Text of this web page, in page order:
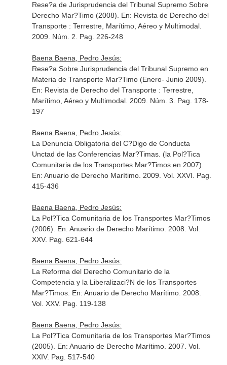
Rese?a de Jurisprudencia del Tribunal Supremo Sobre
Derecho Mar?Timo (2008). En: Revista de Derecho del
Transporte : Terrestre, Marítimo, Aéreo y Multimodal.
2009. Núm. 2. Pag. 226-248
Baena Baena, Pedro Jesús:
Rese?a Sobre Jurisprudencia del Tribunal Supremo en
Materia de Transporte Mar?Timo (Enero- Junio 2009).
En: Revista de Derecho del Transporte : Terrestre,
Marítimo, Aéreo y Multimodal. 2009. Núm. 3. Pag. 178-
197
Baena Baena, Pedro Jesús:
La Denuncia Obligatoria del C?Digo de Conducta
Unctad de las Conferencias Mar?Timas. (la Pol?Tica
Comunitaria de los Transportes Mar?Timos en 2007).
En: Anuario de Derecho Marítimo. 2009. Vol. XXVI. Pag.
415-436
Baena Baena, Pedro Jesús:
La Pol?Tica Comunitaria de los Transportes Mar?Timos
(2006). En: Anuario de Derecho Marítimo. 2008. Vol.
XXV. Pag. 621-644
Baena Baena, Pedro Jesús:
La Reforma del Derecho Comunitario de la
Competencia y la Liberalizaci?N de los Transportes
Mar?Timos. En: Anuario de Derecho Marítimo. 2008.
Vol. XXV. Pag. 119-138
Baena Baena, Pedro Jesús:
La Pol?Tica Comunitaria de los Transportes Mar?Timos
(2005). En: Anuario de Derecho Marítimo. 2007. Vol.
XXIV. Pag. 517-540